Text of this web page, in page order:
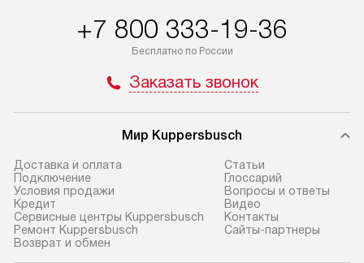
+7 800 333-19-36
Бесплатно по России
Заказать звонок
Мир Kuppersbusch
Доставка и оплата
Подключение
Условия продажи
Кредит
Сервисные центры Kuppersbusch
Ремонт Kuppersbusch
Возврат и обмен
Cтатьи
Глоссарий
Вопросы и ответы
Видео
Контакты
Сайты-партнеры